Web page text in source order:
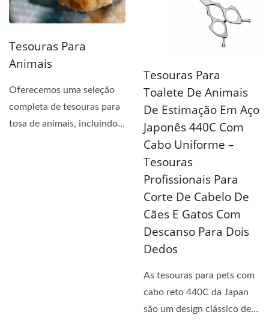
Tesouras Para
Animais
Oferecemos uma seleção
completa de tesouras para
tosa de animais, incluindo
Tesouras Para
Toalete De Animais
De Estimação Em Aço
Japonês 440C Com
Cabo Uniforme –
Tesouras
Profissionais Para
Corte De Cabelo De
Cães E Gatos Com
Descanso Para Dois
Dedos
As tesouras para pets com
cabo reto 440C da Japan
são um design clássico de